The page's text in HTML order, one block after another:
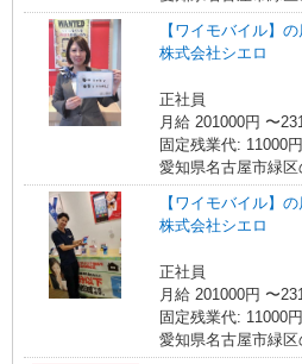
定残業代として支
労働分は法定どお
賞与 年2回昇給 年1
支給 ゜+゜・。○。・゜+゜・。○。・゜+゜ 入社
祝い金10万円支給(規定有) お友達を
ンセンティブ支給(
○。・゜+゜
【ワイモバイル】
株式会社シエロ
正社員
月給 201000円 〜
固定残業代: 11000
時間外手当は時間外
定残業代として支
労働分は法定どお
賞与 年2回昇給 年1
支給 ゜+゜・。○。・゜+゜・。○。・゜+゜ 入社
祝い金10万円支給(規定有) お友達を
ンセンティブ支給(
○。・゜+゜
愛知県名古屋市緑
【ワイモバイル】
株式会社シエロ
正社員
月給 201000円 〜
固定残業代: 11000
時間外手当は時間外
愛知県名古屋市緑